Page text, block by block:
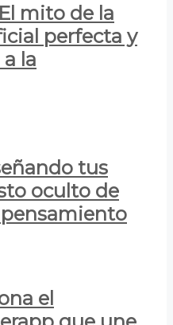
mito de la
perfecta y
la
tus
oculto de
el